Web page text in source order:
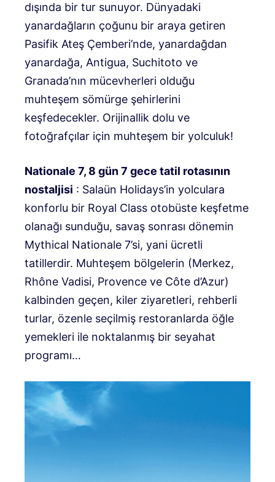
dışında bir tur sunuyor. Dünyadaki
yanardağların çoğunu bir araya getiren
Pasifik Ateş Çemberi’nde, yanardağdan
yanardağa, Antigua, Suchitoto ve
Granada’nın mücevherleri olduğu
muhteşem sömürge şehirlerini
keşfedecekler. Orijinallik dolu ve
fotoğrafçılar için muhteşem bir yolculuk!
Nationale 7, 8 gün 7 gece tatil rotasının
nostaljisi : Salaün Holidays’in yolculara
konforlu bir Royal Class otobüste keşfetme
olanağı sunduğu, savaş sonrası dönemin
Mythical Nationale 7’si, yani ücretli
tatillerdir. Muhteşem bölgelerin (Merkez,
Rhône Vadisi, Provence ve Côte d’Azur)
kalbinden geçen, kiler ziyaretleri, rehberli
turlar, özenle seçilmiş restoranlarda öğle
yemekleri ile noktalanmış bir seyahat
programı…